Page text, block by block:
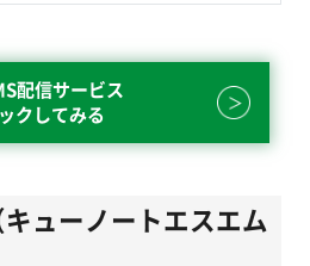
配信サービス
クしてみる
ューノートエスエム